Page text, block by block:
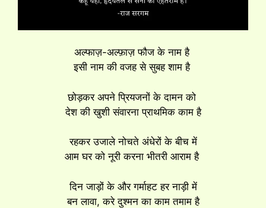
अल्फाज़-अल्फ़ाज़ फौज के नाम है
इसी नाम की वजह से सुबह शाम है
छोड़कर अपने प्रियजनों के दामन को
देश की खुशी संवारना प्राथमिक काम है
रहकर उजाले नोचते अंधेरों के बीच में
आम घर को नूरी करना भीतरी आराम है
दिन जाड़ों के और गर्माहट हर नाड़ी में
बन लावा, करे दुश्मन का काम तमाम है